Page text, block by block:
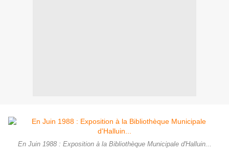
En Juin 1988 : Exposition à la Bibliothèque Municipale d'Halluin...